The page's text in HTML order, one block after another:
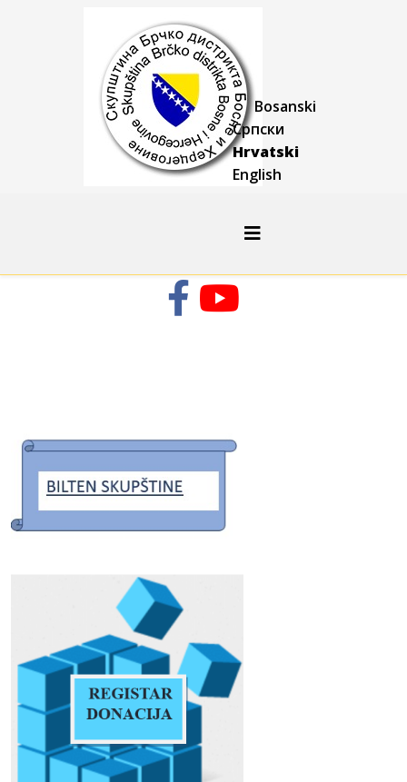
Bosanski
Српски
Hrvatski
English